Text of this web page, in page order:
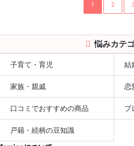
1 2
悩みカテ
子育て・育児 結
家族・親戚 恋
口コミでおすすめの商品 プ
戸籍・続柄の豆知識